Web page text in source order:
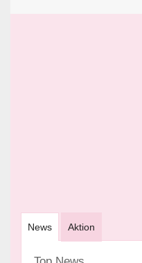
News Aktion